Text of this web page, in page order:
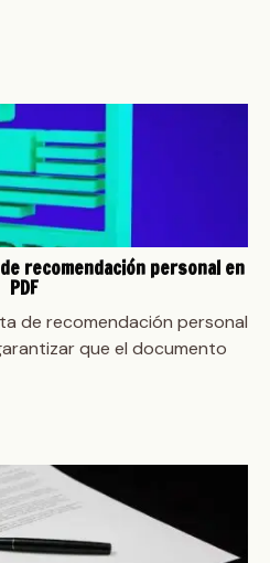
recomendación personal en
PDF
de recomendación personal
que el documento